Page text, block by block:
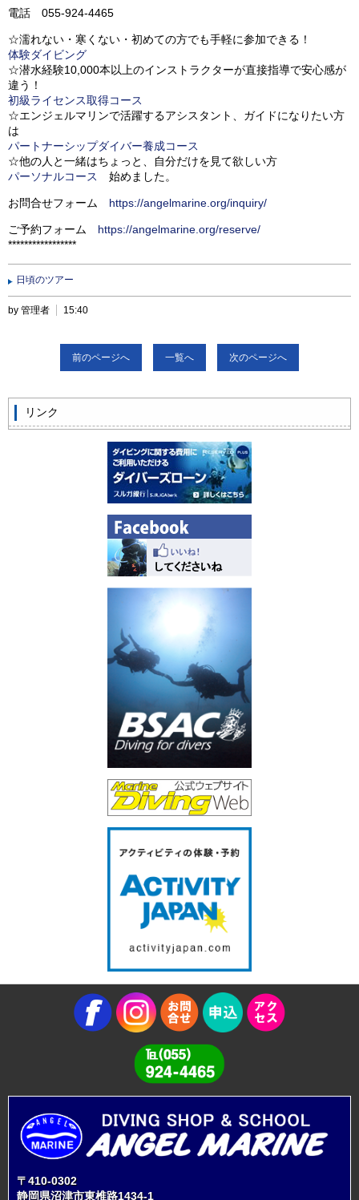
電話 055-924-4465
☆濡れない・寒くない・初めての方でも手軽に参加できる！
体験ダイビング
☆潜水経験10,000本以上のインストラクターが直接指導で安心感が
違う！
初級ライセンス取得コース
☆エンジェルマリンで活躍するアシスタント、ガイドになりたい方
は
パートナーシップダイバー養成コース
☆他の人と一緒はちょっと、自分だけを見て欲しい方
パーソナルコース
始めました。
お問合せフォーム https://angelmarine.org/inquiry/
ご予約フォーム https://angelmarine.org/reserve/
*****************
日頃のツアー
by 管理者 15:40
前のページへ 一覧へ 次のページへ
リンク
〒410-0302
静岡県沼津市東椎路1434-1